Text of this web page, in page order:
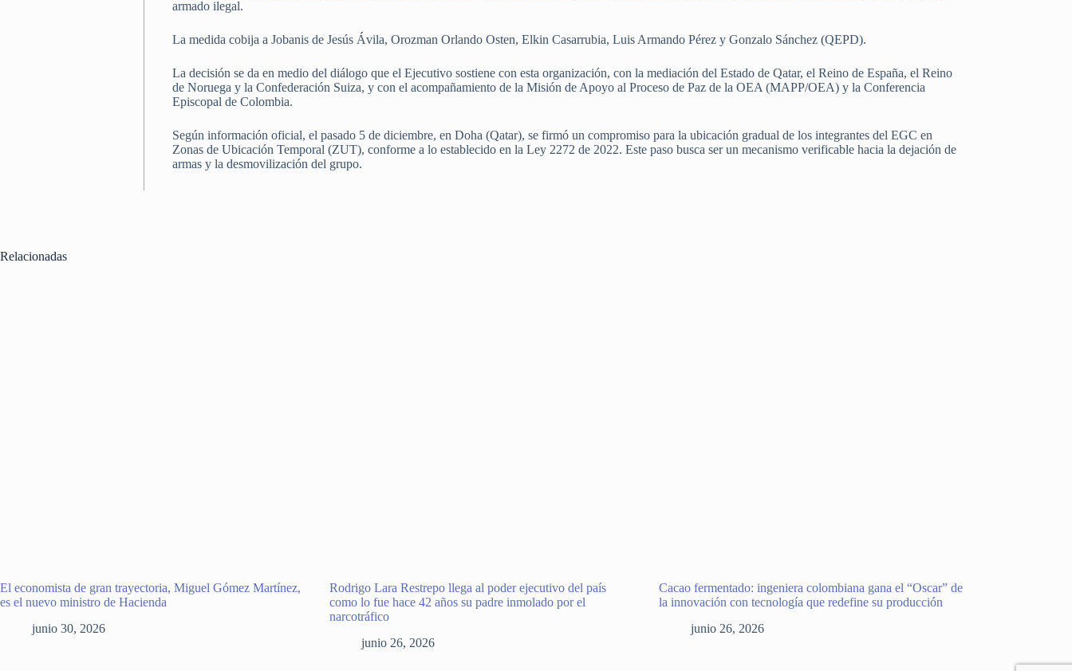
armado ilegal.
La medida cobija a Jobanis de Jesús Ávila, Orozman Orlando Osten, Elkin Casarrubia, Luis Armando Pérez y Gonzalo Sánchez (QEPD).
La decisión se da en medio del diálogo que el Ejecutivo sostiene con esta organización, con la mediación del Estado de Qatar, el Reino de España, el Reino
de Noruega y la Confederación Suiza, y con el acompañamiento de la Misión de Apoyo al Proceso de Paz de la OEA (MAPP/OEA) y la Conferencia
Episcopal de Colombia.
Según información oficial, el pasado 5 de diciembre, en Doha (Qatar), se firmó un compromiso para la ubicación gradual de los integrantes del EGC en
Zonas de Ubicación Temporal (ZUT), conforme a lo establecido en la Ley 2272 de 2022. Este paso busca ser un mecanismo verificable hacia la dejación de
armas y la desmovilización del grupo.
Relacionadas
El economista de gran trayectoria, Miguel Gómez Martínez,
es el nuevo ministro de Hacienda
junio 30, 2026
Rodrigo Lara Restrepo llega al poder ejecutivo del país
como lo fue hace 42 años su padre inmolado por el
narcotráfico
junio 26, 2026
Cacao fermentado: ingeniera colombiana gana el “Oscar” de
la innovación con tecnología que redefine su producción
junio 26, 2026